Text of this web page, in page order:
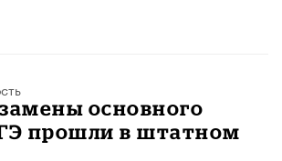
основного
прошли в штатном